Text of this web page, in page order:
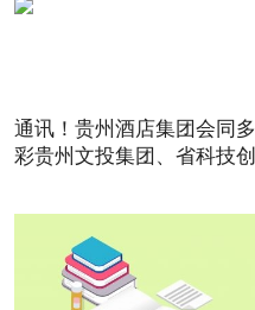
通讯！贵州酒店集团会同多
彩贵州文投集团、省科技创